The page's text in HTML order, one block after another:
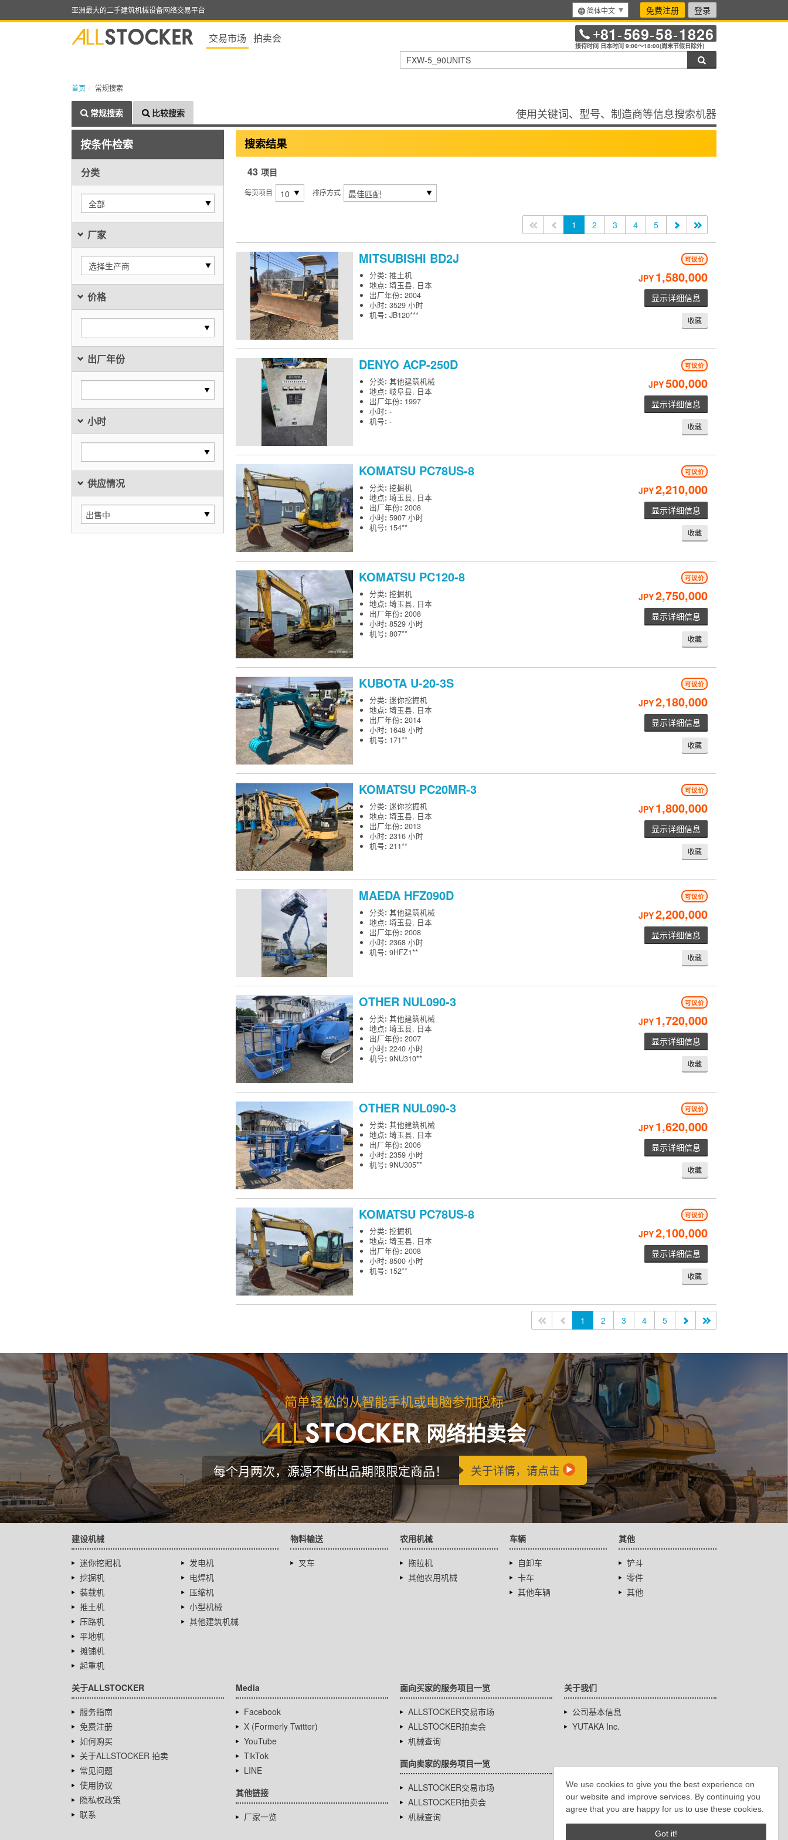
We use cookies to give you the best experience on
our website and improve services. By continuing you
agree that you are happy for us to use these cookies.
Got it!
亚洲最大的二手建筑机械设备网络交易平台 简体中文 免费注册 登录
交易市场 拍卖会 +81-569-58-1826
接待时间 日本时间 9:00～18:00(周末节假日除外)
首页 常规搜索
常规搜索 比较搜索 使用关键词、型号、制造商等信息搜索机器
按条件检索
分类
全部
厂家
选择生产商
价格
出厂年份
小时
供应情况
搜索结果
43 项目
每页项目 排序方式
<< 1 2 3 4 5
MITSUBISHI BD2J 可议价
分类: 推土机
地点: 埼玉县, 日本
出厂年份: 2004
小时: 3529 小时
机号: JB120***
JPY 1,580,000
显示详细信息
收藏
DENYO ACP-250D 可议价
分类: 其他建筑机械
地点: 岐阜县, 日本
出厂年份: 1997
小时: -
机号: -
JPY500,000
显示详细信息
收藏
KOMATSU PC78US-8 可议价
分类: 挖掘机
地点: 埼玉县, 日本
出厂年份: 2008
小时: 5907 小时
机号: 154**
JPY2,210,000
显示详细信息
收藏
KOMATSU PC120-8 可议价
分类: 挖掘机
地点: 埼玉县, 日本
出厂年份: 2008
小时: 8529 小时
机号: 807**
JPY2,750,000
显示详细信息
收藏
KUBOTA U-20-3S 可议价
分类: 迷你挖掘机
地点: 埼玉县, 日本
出厂年份: 2014
小时: 1648 小时
机号: 171**
JPY2,180,000
显示详细信息
收藏
KOMATSU PC20MR-3 可议价
分类: 迷你挖掘机
地点: 埼玉县, 日本
出厂年份: 2013
小时: 2316 小时
机号: 211**
JPY 1,800,000
显示详细信息
收藏
MAEDA HFZ090D 可议价
分类: 其他建筑机械
地点: 埼玉县, 日本
出厂年份: 2008
小时: 2368 小时
机号: 9HFZ1**
JPY2,200,000
显示详细信息
收藏
OTHER NUL090-3 可议价
分类: 其他建筑机械
地点: 埼玉县, 日本
出厂年份: 2007
小时: 2240 小时
机号: 9NU310**
JPY 1,720,000
显示详细信息
收藏
OTHER NUL090-3 可议价
分类: 其他建筑机械
地点: 埼玉县, 日本
出厂年份: 2006
小时: 2359 小时
机号: 9NU305**
JPY 1,620,000
显示详细信息
收藏
KOMATSU PC78US-8 可议价
分类: 挖掘机
地点: 埼玉县, 日本
出厂年份: 2008
小时: 8500 小时
机号: 152**
JPY2,100,000
显示详细信息
收藏
<< 1 2 3 4 5
简单轻松的从智能手机或电脑参加投标
网络拍卖会
每个月两次，源源不断出品期限限定商品！ 关于详情，请点击
建设机械
迷你挖掘机
挖掘机
装载机
推土机
压路机
平地机
摊铺机
起重机
发电机
电焊机
压缩机
小型机械
其他建筑机械
物料输送
叉车
农用机械
拖拉机
其他农用机械
车辆
自卸车
卡车
其他车辆
其他
铲斗
零件
其他
关于ALLSTOCKER
服务指南
免费注册
如何购买
关于ALLSTOCKER 拍卖
常见问题
使用协议
隐私权政策
联系
Media
Facebook
X (Formerly Twitter)
YouTube
TikTok
LINE
其他链接
厂家一览
面向买家的服务项目一览
ALLSTOCKER交易市场
ALLSTOCKER拍卖会
机械查询
面向卖家的服务项目一览
ALLSTOCKER交易市场
ALLSTOCKER拍卖会
机械查询
关于我们
公司基本信息
YUTAKA Inc.